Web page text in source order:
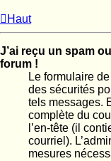
Haut
J’ai reçu un spam
forum !
Le formulaire
des sécurités
tels messages.
complète du
l’en-tête (il
courriel).
mesures